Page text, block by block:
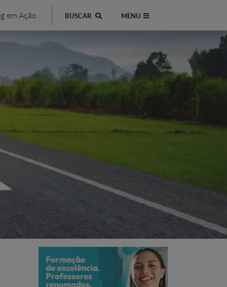
em Ação BUSCAR MENU